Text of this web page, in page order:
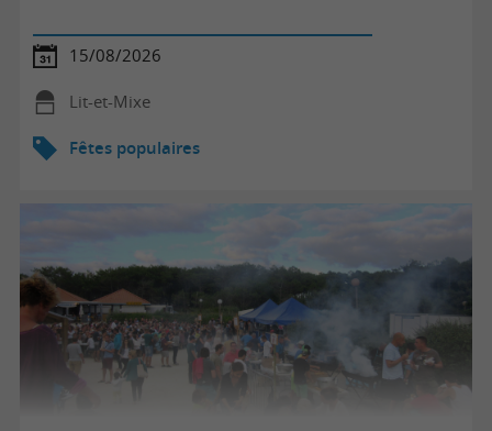
15/08/2026
Lit-et-Mixe
Fêtes populaires